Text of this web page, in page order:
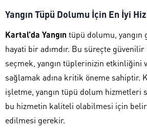
Yangın Tüpü Dolumu İçin En İyi
Kartal’da Yangın tüpü dolumu, yangın
hayati bir adımdır. Bu süreçte güvenilir
seçmek, yangın tüplerinizin etkinliğini
sağlamak adına kritik öneme sahiptir.
işletme, yangın tüpü dolum hizmetleri
bu hizmetin kaliteli olabilmesi için
edilmesi gerekir.